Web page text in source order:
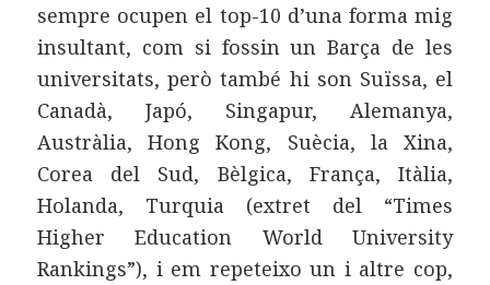
sempre ocupen el top-10 d’una forma mig
insultant, com si fossin un Barça de les
universitats, però també hi son Suïssa, el
Canadà, Japó, Singapur, Alemanya,
Austràlia, Hong Kong, Suècia, la Xina,
Corea del Sud, Bèlgica, França, Itàlia,
Holanda, Turquia (extret del “Times
Higher Education World University
Rankings”), i em repeteixo un i altre cop,